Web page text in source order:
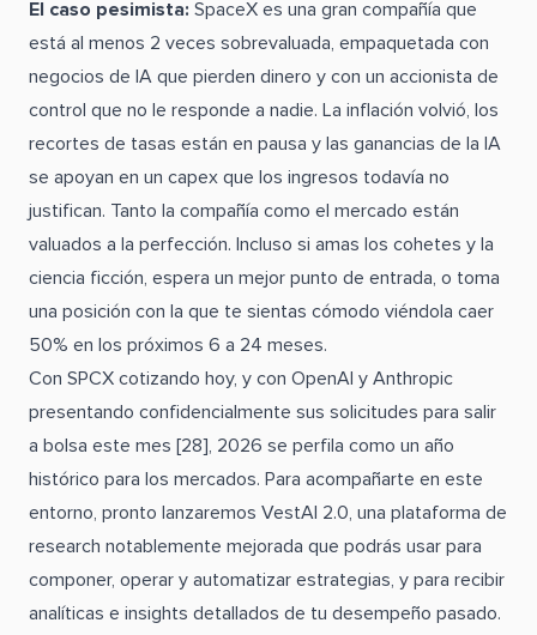
El caso pesimista: SpaceX es una gran compañía que
está al menos 2 veces sobrevaluada, empaquetada con
negocios de IA que pierden dinero y con un accionista de
control que no le responde a nadie. La inflación volvió, los
recortes de tasas están en pausa y las ganancias de la IA
se apoyan en un capex que los ingresos todavía no
justifican. Tanto la compañía como el mercado están
valuados a la perfección. Incluso si amas los cohetes y la
ciencia ficción, espera un mejor punto de entrada, o toma
una posición con la que te sientas cómodo viéndola caer
50% en los próximos 6 a 24 meses.
Con SPCX cotizando hoy, y con OpenAI y Anthropic
presentando confidencialmente sus solicitudes para salir
a bolsa este mes [28], 2026 se perfila como un año
histórico para los mercados. Para acompañarte en este
entorno, pronto lanzaremos VestAI 2.0, una plataforma de
research notablemente mejorada que podrás usar para
componer, operar y automatizar estrategias, y para recibir
analíticas e insights detallados de tu desempeño pasado.